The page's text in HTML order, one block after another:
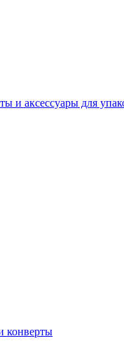
и аксессуары для
конверты